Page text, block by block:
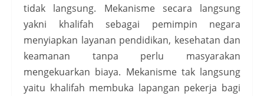
tidak langsung. Mekanisme secara langsung
yakni khalifah sebagai pemimpin negara
menyiapkan layanan pendidikan, kesehatan dan
keamanan tanpa perlu masyarakan
mengekuarkan biaya. Mekanisme tak langsung
yaitu khalifah membuka lapangan pekerja bagi